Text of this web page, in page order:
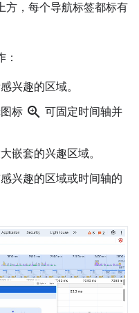
方，每个导航标签都标有
兴趣的区域。
标 zoom_in 可固定时间轴并
嵌套的兴趣区域。
兴趣的区域或时间轴的